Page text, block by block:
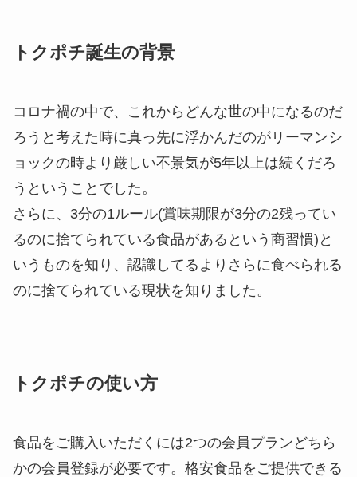
トクポチ誕生の背景
コロナ禍の中で、これからどんな世の中になるのだ
ろうと考えた時に真っ先に浮かんだのがリーマンシ
ョックの時より厳しい不景気が5年以上は続くだろ
うということでした。
さらに、3分の1ルール(賞味期限が3分の2残ってい
るのに捨てられている食品があるという商習慣)と
いうものを知り、認識してるよりさらに食べられる
のに捨てられている現状を知りました。
トクポチの使い方
食品をご購入いただくには2つの会員プランどちら
かの会員登録が必要です。格安食品をご提供できる